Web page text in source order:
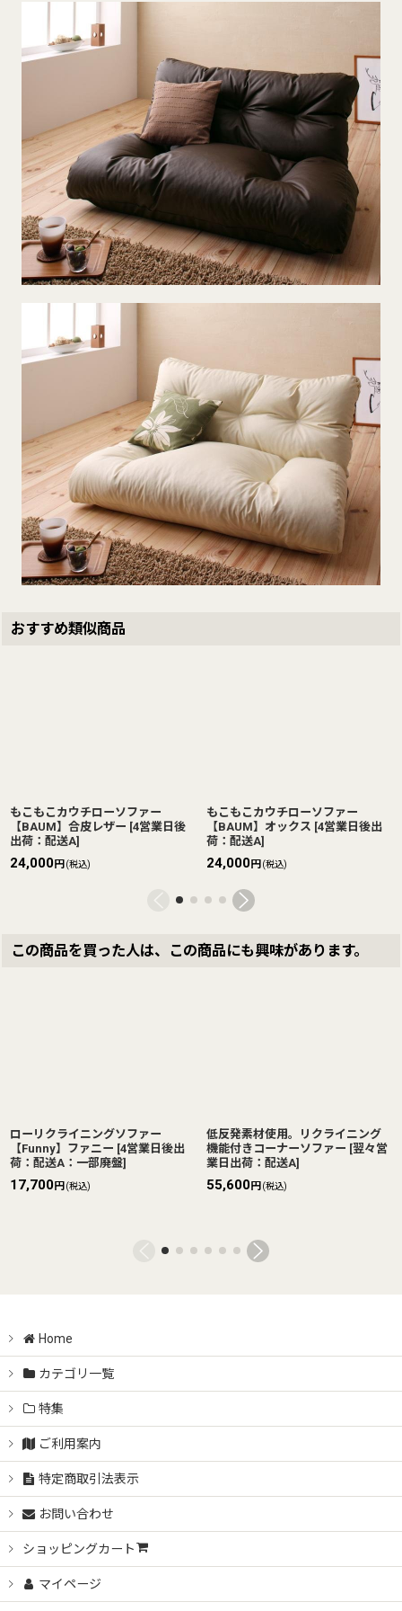
おすすめ類似商品
もこもこカウチローソファー
【BAUM】合皮レザー [4営業日後
出荷：配送A]
24,000円(税込)
もこもこカウチローソファー
【BAUM】オックス [4営業日後出
荷：配送A]
24,000円(税込)
この商品を買った人は、この商品にも興味があります。
ローリクライニングソファー
【Funny】ファニー [4営業日後出
荷：配送A：一部廃盤]
17,700円(税込)
低反発素材使用。リクライニング
機能付きコーナーソファー [翌々営
業日出荷：配送A]
55,600円(税込)
Home
カテゴリ一覧
特集
ご利用案内
特定商取引法表示
お問い合わせ
ショッピングカート
マイページ